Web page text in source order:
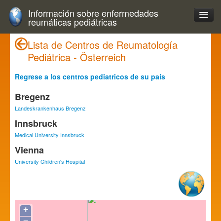
Información sobre enfermedades
reumáticas pediátricas
Lista de Centros de Reumatología
Pediátrica - Österreich
Regrese a los centros pediatricos de su país
Bregenz
Landeskrankenhaus Bregenz
Innsbruck
Medical University Innsbruck
Vienna
University Children's Hospital
+